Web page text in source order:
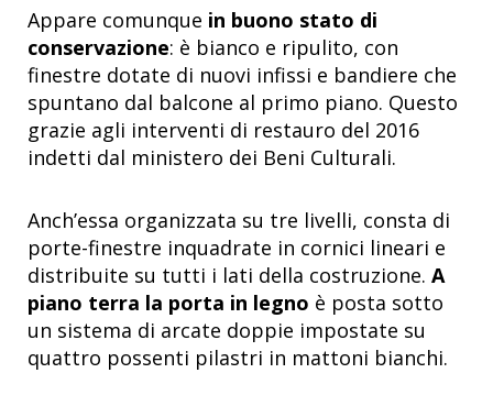
Appare comunque in buono stato di
conservazione: è bianco e ripulito, con
finestre dotate di nuovi infissi e bandiere che
spuntano dal balcone al primo piano. Questo
grazie agli interventi di restauro del 2016
indetti dal ministero dei Beni Culturali.
Anch’essa organizzata su tre livelli, consta di
porte-finestre inquadrate in cornici lineari e
distribuite su tutti i lati della costruzione. A
piano terra la porta in legno è posta sotto
un sistema di arcate doppie impostate su
quattro possenti pilastri in mattoni bianchi.